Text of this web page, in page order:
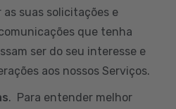
suas solicitações e
que tenha
ser do seu interesse e
aos nossos Serviços.
. Para entender melhor